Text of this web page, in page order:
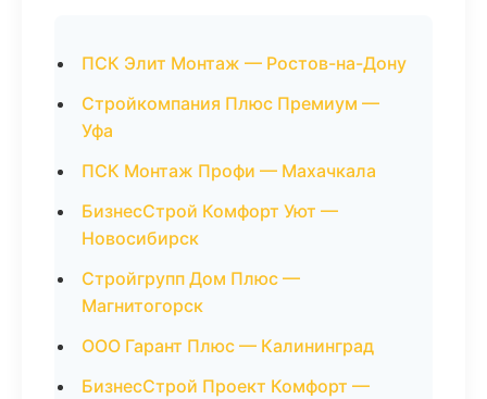
ПСК Элит Монтаж — Ростов-на-Дону
Стройкомпания Плюс Премиум —
Уфа
ПСК Монтаж Профи — Махачкала
БизнесСтрой Комфорт Уют —
Новосибирск
Стройгрупп Дом Плюс —
Магнитогорск
ООО Гарант Плюс — Калининград
БизнесСтрой Проект Комфорт —